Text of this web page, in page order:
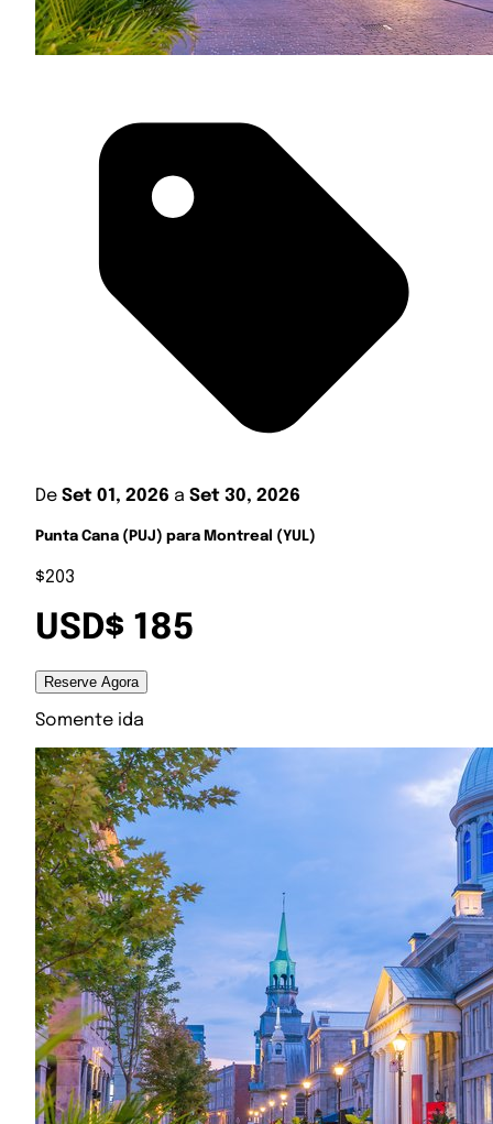
De Set 01, 2026 a Set 30, 2026
Punta Cana (PUJ) para Montreal (YUL)
$203
USD$ 185
Reserve Agora
Somente ida